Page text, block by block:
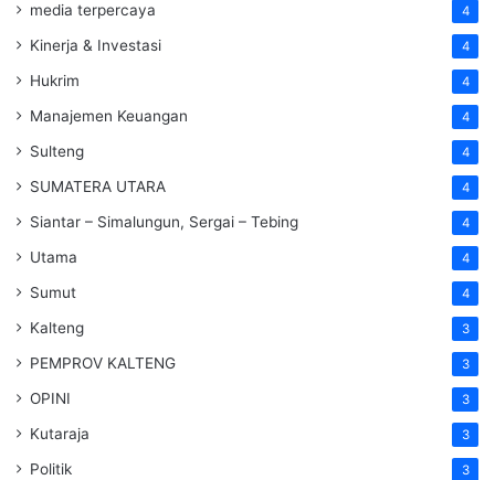
media terpercaya 4
Kinerja & Investasi 4
Hukrim 4
Manajemen Keuangan 4
Sulteng 4
SUMATERA UTARA 4
Siantar – Simalungun, Sergai – Tebing 4
Utama 4
Sumut 4
Kalteng 3
PEMPROV KALTENG 3
OPINI 3
Kutaraja 3
Politik 3